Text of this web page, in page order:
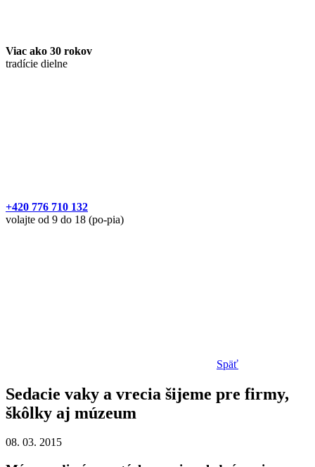
Viac ako 30 rokov
tradície dielne
+420 776 710 132
volajte od 9 do 18 (po-pia)
Späť
Sedacie vaky a vrecia šijeme pre firmy,
škôlky aj múzeum
08. 03. 2015